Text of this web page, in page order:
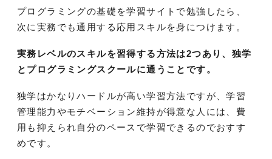
プログラミングの基礎を学習サイトで勉強したら、
次に実務でも通用する応用スキルを身につけます。
実務レベルのスキルを習得する方法は2つあり、独学
とプログラミングスクールに通うことです。
独学はかなりハードルが高い学習方法ですが、学習
管理能力やモチベーション維持が得意な人には、費
用も抑えられ自分のペースで学習できるのでおすす
めです。